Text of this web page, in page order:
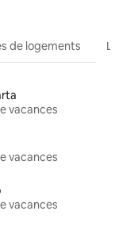
de logements
vacances
vacances
vacances